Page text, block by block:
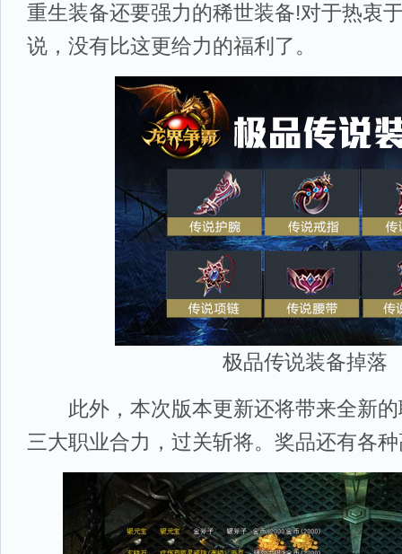
重生装备还要强力的稀世装备!对于热衷
说，没有比这更给力的福利了。
极品传说装备掉落
此外，本次版本更新还将带来全新的
三大职业合力，过关斩将。奖品还有各